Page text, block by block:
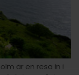
är en resa in i